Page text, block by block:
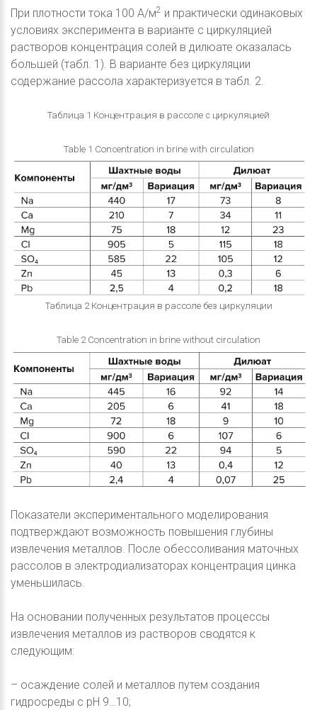
При плотности тока 100 А/м2 и практически одинаковых
условиях эксперимента в варианте с циркуляцией
растворов концентрация солей в дилюате оказалась
большей (табл. 1). В варианте без циркуляции
содержание рассола характеризуется в табл. 2.
Таблица 1 Концентрация в рассоле с циркуляцией
Table 1 Concentration in brine with circulation
Таблица 2 Концентрация в рассоле без циркуляции
Table 2 Concentration in brine without circulation
Показатели экспериментального моделирования
подтверждают возможность повышения глубины
извлечения металлов. После обессоливания маточных
рассолов в электродиализаторах концентрация цинка
уменьшилась.
На основании полученных результатов процессы
извлечения металлов из растворов сводятся к
следующим:
– осаждение солей и металлов путем создания
гидросреды с рН 9…10;